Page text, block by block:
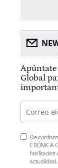
Apúntate
Global
De
CRÓNICA
facilitados
actualidad.